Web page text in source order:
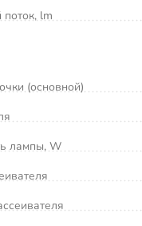
поток, lm
(основной)
лампы, W